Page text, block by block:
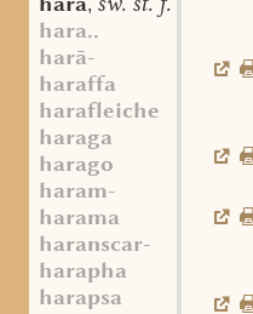
,
hara..
harā-
haraffa
harafleiche
haraga
harago
haram-
harama
haranscar-
harapha
harapsa